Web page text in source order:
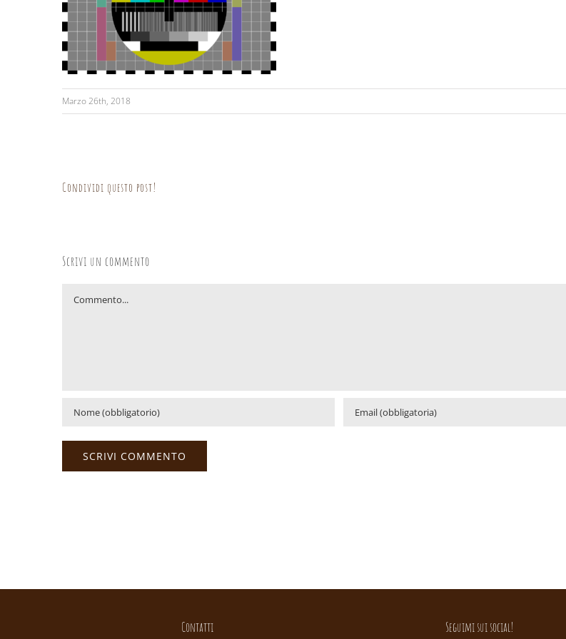
Marzo 26th, 2018
Condividi questo post!
Scrivi un commento
Contatti Seguimi sui social!